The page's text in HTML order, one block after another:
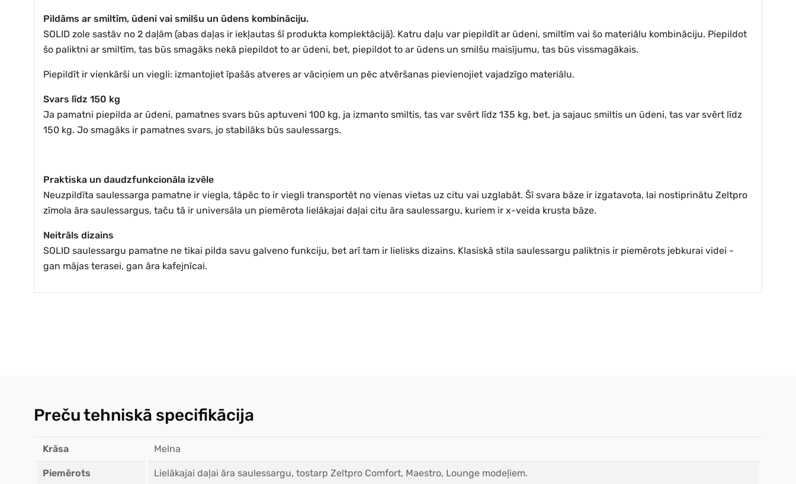
Pildāms ar smiltīm, ūdeni vai smilšu un ūdens kombināciju.
SOLID zole sastāv no 2 daļām (abas daļas ir iekļautas šī produkta komplektācijā). Katru daļu var piepildīt ar ūdeni, smiltīm vai šo materiālu kombināciju. Piepildot
šo paliktni ar smiltīm, tas būs smagāks nekā piepildot to ar ūdeni, bet, piepildot to ar ūdens un smilšu maisījumu, tas būs vissmagākais.
Piepildīt ir vienkārši un viegli: izmantojiet īpašās atveres ar vāciņiem un pēc atvēršanas pievienojiet vajadzīgo materiālu.
Svars līdz 150 kg
Ja pamatni piepilda ar ūdeni, pamatnes svars būs aptuveni 100 kg, ja izmanto smiltis, tas var svērt līdz 135 kg, bet, ja sajauc smiltis un ūdeni, tas var svērt līdz
150 kg. Jo smagāks ir pamatnes svars, jo stabilāks būs saulessargs.
Praktiska un daudzfunkcionāla izvēle
Neuzpildīta saulessarga pamatne ir viegla, tāpēc to ir viegli transportēt no vienas vietas uz citu vai uzglabāt. Šī svara bāze ir izgatavota, lai nostiprinātu Zeltpro
zīmola āra saulessargus, taču tā ir universāla un piemērota lielākajai daļai citu āra saulessargu, kuriem ir x-veida krusta bāze.
Neitrāls dizains
SOLID saulessargu pamatne ne tikai pilda savu galveno funkciju, bet arī tam ir lielisks dizains. Klasiskā stila saulessargu paliktnis ir piemērots jebkurai videi -
gan mājas terasei, gan āra kafejnīcai.
Preču tehniskā specifikācija
Krāsa Melna
Piemērots Lielākajai daļai āra saulessargu, tostarp Zeltpro Comfort, Maestro, Lounge modeļiem.